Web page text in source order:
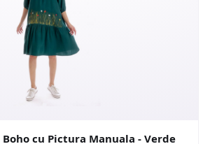
Rochie Dama Boho cu Pictura Manuala - Verde